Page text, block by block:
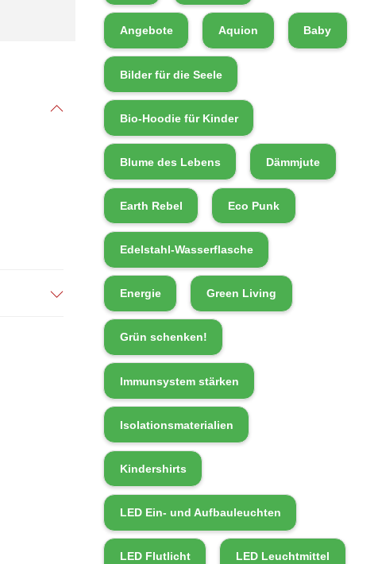
Angebote Aquion Baby
Bilder für die Seele
Bio-Hoodie für Kinder
Blume des Lebens Dämmjute
Earth Rebel Eco Punk
Edelstahl-Wasserflasche
Energie Green Living
Grün schenken!
Immunsystem stärken
Isolationsmaterialien
Kindershirts
LED Ein- und Aufbauleuchten
LED Flutlicht LED Leuchtmittel